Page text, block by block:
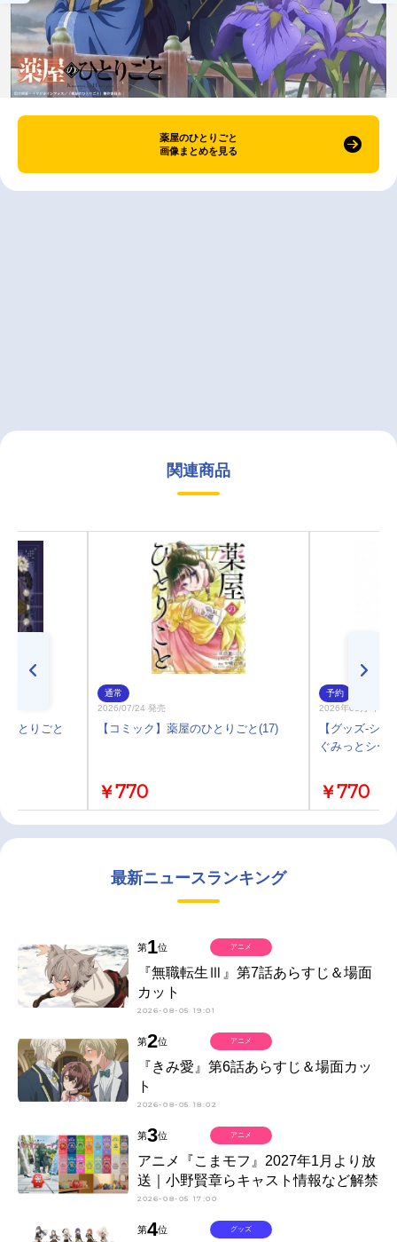
薬屋のひとりごと
画像まとめを見る
関連商品
ひとりごと
通常
2026/07/24 発売
【コミック】薬屋のひとりごと(17)
￥770
予約
2026年08月 中 発
【グッズ-シ
ぐみっとシー
￥770
最新ニュースランキング
第1位
『無職転生Ⅲ』第7話あらすじ＆場面
カット
2026-08-05 19:01
アニメ
第2位
『きみ愛』第6話あらすじ＆場面カッ
ト
2026-08-05 18:02
アニメ
第3位
アニメ『こまモフ』2027年1月より放
送｜小野賢章らキャスト情報など解禁
2026-08-05 17:00
アニメ
第4位 グッズ